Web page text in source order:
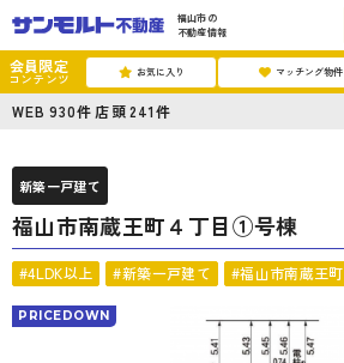
福山市の
不動産情報
会員限定
コンテンツ お気に入り マッチング物件
WEB 930件 店頭241件
新築一戸建て
福山市南蔵王町４丁目①号棟
#4LDK以上 #新築一戸建て #福山市南蔵王町
PRICEDOWN